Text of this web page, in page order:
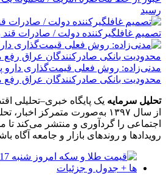
رسید
تصمیم غافلگیرکننده دولت / صادرات قند
مدنی‌زاده: روش فعلی قیمت‌گذاری دارو
محدودیت بانکی صادرکنندگان عراق
تحلیل سرمایه یک پایگاه خبری–تحلیلی
از سال ۱۳۹۷ به‌صورت متمرکز
اجتماعی را گردآوری و منتشر می‌کند تا
رویدادها و روندهای بازار و جامعه آگاه